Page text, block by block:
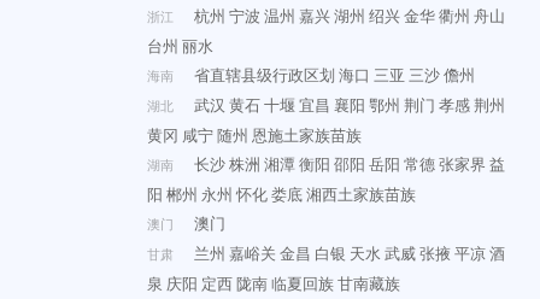
浙江 杭州 宁波 温州 嘉兴湖州 绍兴金华衢州 舟山
台州 丽水
海南 省直辖县级行政区划 海口 三亚 三沙儋州
湖北 武汉 黄石十堰 宜昌 襄阳 鄂州 荆门 孝感荆州
黄冈 咸宁随州 恩施土家族苗族
湖南 长沙株洲 湘潭衡阳 邵阳 岳阳 常德张家界 益
阳 郴州 永州 怀化娄底湘西土家族苗族
澳门 澳门
甘肃 兰州 嘉峪关 金昌 白银 天水武威张掖平凉酒
泉 庆阳 定西陇南临夏回族甘南藏族